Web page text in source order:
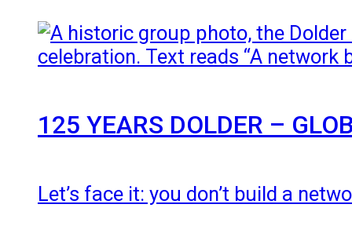
125 YEARS DOLDER –
Let’s face it: you don’t build a